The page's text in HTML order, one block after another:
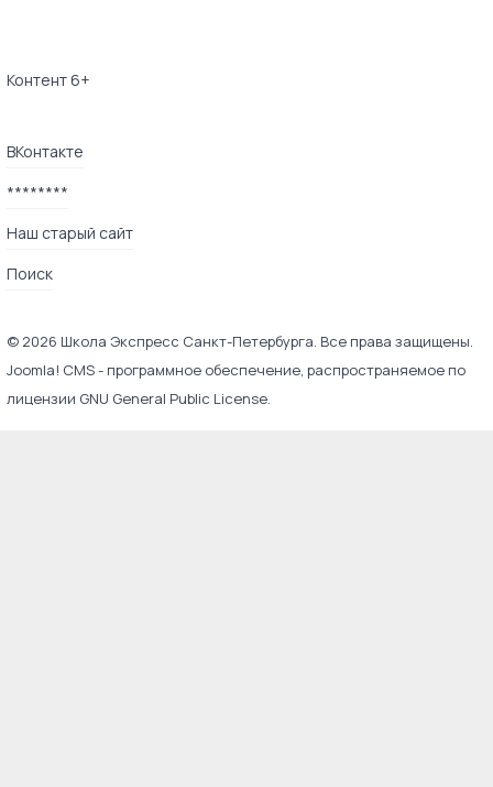
Контент 6+
ВКонтакте
********
Наш старый сайт
Поиск
© 2026 Школа Экспресс Санкт-Петербурга. Все права защищены.
Joomla! CMS- программное обеспечение, распространяемое по
лицензии GNU General Public License.